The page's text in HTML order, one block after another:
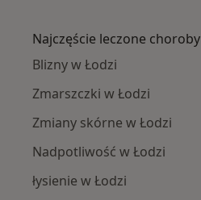
Najczęście leczone choroby
Blizny w Łodzi
Zmarszczki w Łodzi
Zmiany skórne w Łodzi
Nadpotliwość w Łodzi
łysienie w Łodzi